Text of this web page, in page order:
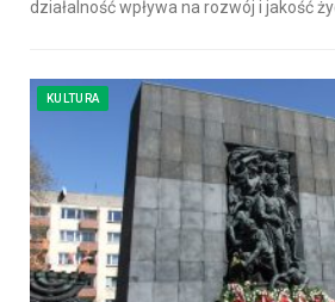
działalność wpływa na rozwój i jakość
KULTURA